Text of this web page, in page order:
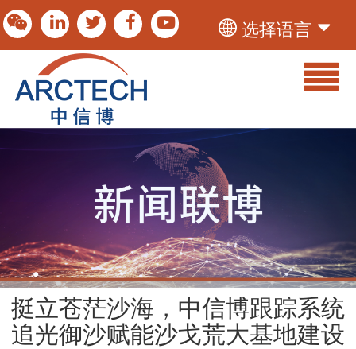
选择语言
挺立苍茫沙海，中信博跟踪系统
追光御沙赋能沙戈荒大基地建设